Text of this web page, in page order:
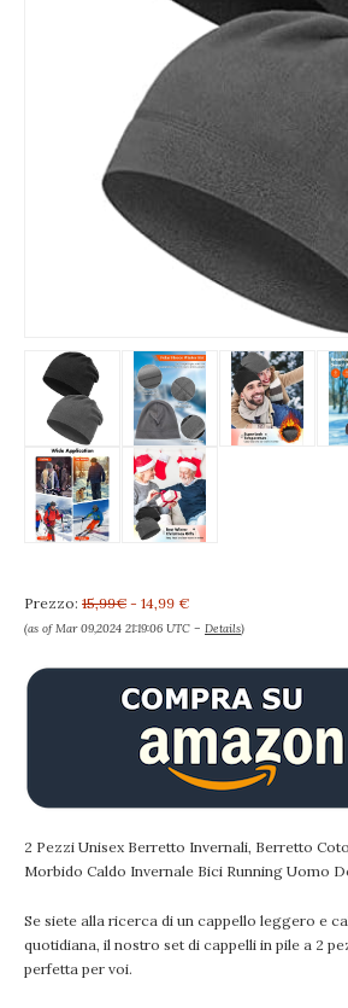
Prezzo: 15,99€ - 14,99 €
(as of Mar 09,2024 21:19:06 UTC – Details)
2 Pezzi Unisex Berretto Invernali, Berretto
Morbido Caldo Invernale Bici Running Uomo
Se siete alla ricerca di un cappello leggero e
quotidiana, il nostro set di cappelli in pile a 2
perfetta per voi.